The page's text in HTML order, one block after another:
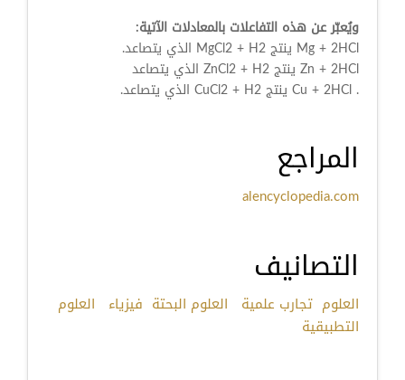
ويُعبّر عن هذه التفاعلات بالمعادلات الآتية:
Mg + 2HCl ينتج MgCl2 + H2 الذي يتصاعد.
Zn + 2HCl ينتج ZnCl2 + H2 الذي يتصاعد
. Cu + 2HCl ينتج CuCl2 + H2 الذي يتصاعد.
المراجع
alencyclopedia.com
التصانيف
العلوم تجارب علمية العلوم البحتة فيزياء
العلوم
التطبيقية